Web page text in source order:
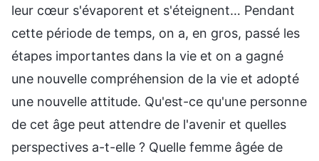
leur cœur s'évaporent et s'éteignent… Pendant
cette période de temps, on a, en gros, passé les
étapes importantes dans la vie et on a gagné
une nouvelle compréhension de la vie et adopté
une nouvelle attitude. Qu'est-ce qu'une personne
de cet âge peut attendre de l'avenir et quelles
perspectives a-t-elle ? Quelle femme âgée de